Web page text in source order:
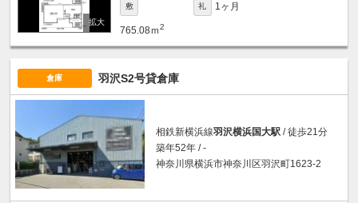
敷 礼 1ヶ月
765.08ｍ2
倉庫 羽沢S2号貸倉庫
相鉄新横浜線羽沢横浜国大駅 / 徒歩21分
築年52年 / -
神奈川県横浜市神奈川区羽沢町1623-2